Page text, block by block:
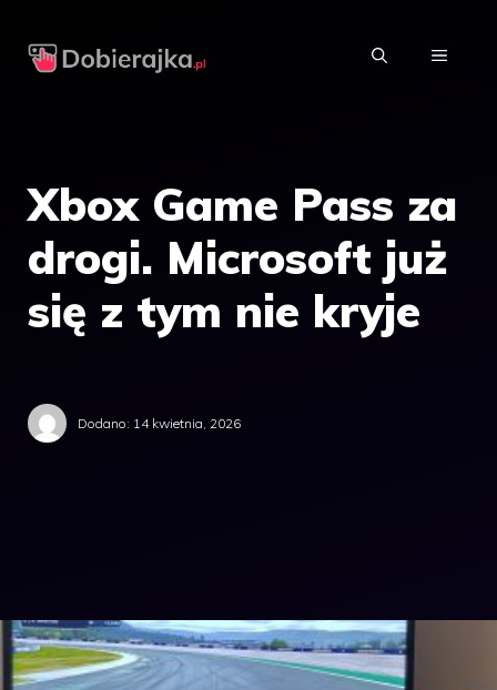
MENU
Xbox Game Pass za
drogi. Microsoft już
się z tym nie kryje
Dodano: 14 kwietnia, 2026